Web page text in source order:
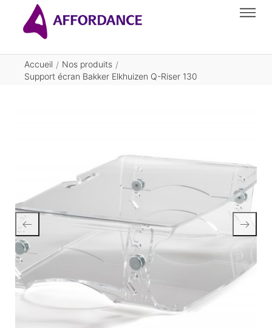
Accueil / Nos produits /
Support écran Bakker Elkhuizen Q-Riser 130